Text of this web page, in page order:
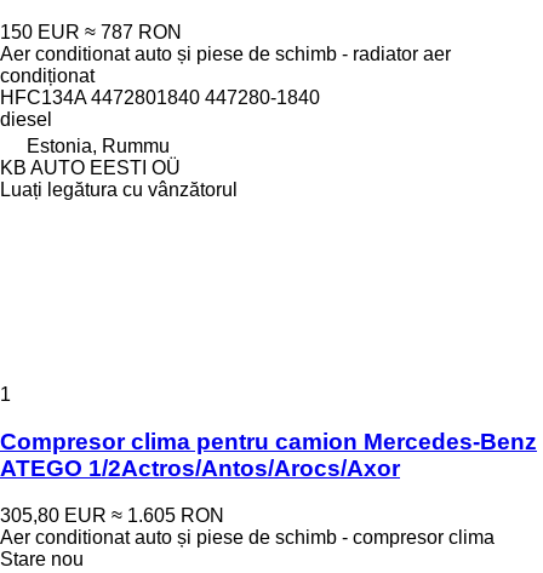
150 EUR ≈ 787 RON
Aer conditionat auto și piese de schimb - radiator aer
condiționat
HFC134A 4472801840 447280-1840
diesel
Estonia, Rummu
KB AUTO EESTI OÜ
Luați legătura cu vânzătorul
1
Compresor clima pentru camion Mercedes-Benz
ATEGO 1/2Actros/Antos/Arocs/Axor
305,80 EUR ≈ 1.605 RON
Aer conditionat auto și piese de schimb - compresor clima
Stare nou